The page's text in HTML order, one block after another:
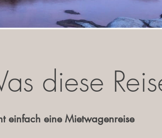
diese
einfach eine Mietwagenreise